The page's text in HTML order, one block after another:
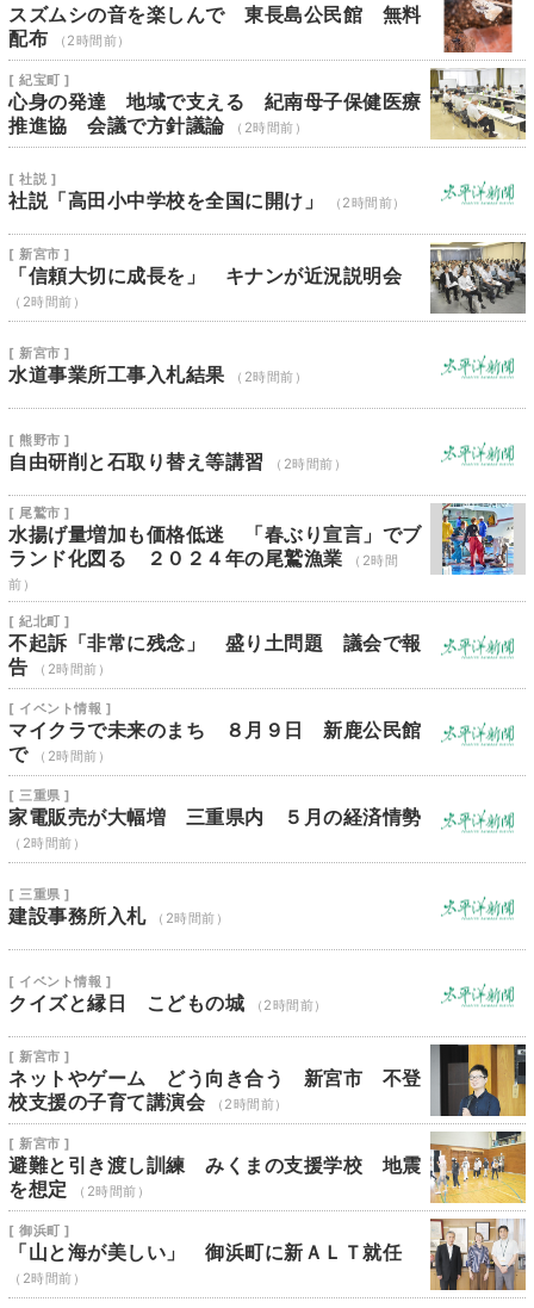
スズムシの音を楽しんで 東長島公民館 無料
配布
（2時間前）
[ 紀宝町 ]
心身の発達 地域で支える 紀南母子保健医療
推進協 会議で方針議論
（2時間前）
[ 社説 ]
社説「高田小中学校を全国に開け」 （2時間前）
[ 新宮市 ]
「信頼大切に成長を」 キナンが近況説明会
（2時間前）
[ 新宮市 ]
水道事業所工事入札結果 （2時間前）
[ 熊野市 ]
自由研削と石取り替え等講習 （2時間前）
[ 尾鷲市 ]
水揚げ量増加も価格低迷 「春ぶり宣言」でブ
ランド化図る ２０２４年の尾鷲漁業
（2時間
前）
[ 紀北町 ]
不起訴「非常に残念」 盛り土問題 議会で報
告
（2時間前）
[ イベント情報 ]
マイクラで未来のまち ８月９日 新鹿公民館
で
（2時間前）
[ 三重県 ]
家電販売が大幅増 三重県内 ５月の経済情勢
（2時間前）
[ 三重県 ]
建設事務所入札 （2時間前）
[ イベント情報 ]
クイズと縁日 こどもの城 （2時間前）
[ 新宮市 ]
ネットやゲーム どう向き合う 新宮市 不登
校支援の子育て講演会
（2時間前）
[ 新宮市 ]
避難と引き渡し訓練 みくまの支援学校 地震
を想定
（2時間前）
[ 御浜町 ]
「山と海が美しい」 御浜町に新ＡＬＴ就任
（2時間前）